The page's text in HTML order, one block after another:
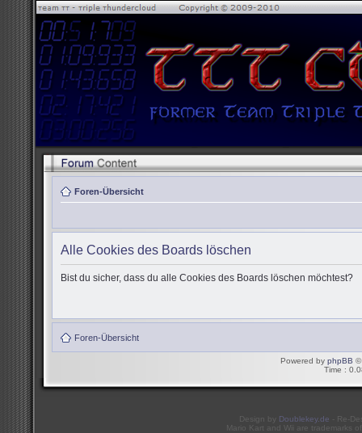
Foren-Übersicht
Alle Cookies des Boards löschen
Bist du sicher, dass du alle Cookies des Boards löschen möchtest?
Foren-Übersicht
Powered by phpBB ©
Time :
Design by Doublekey.de - Re-
Mario Kart and Wii are trademarks